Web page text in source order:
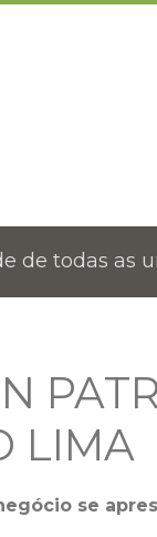
de todas as
LIMA
se